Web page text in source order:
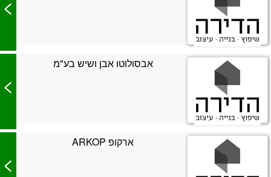
אבסולוטו אבן ושיש בע"מ
>
ארקופ ARKOP
>